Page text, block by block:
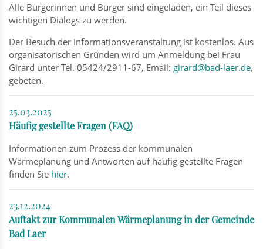
Alle Bürgerinnen und Bürger sind eingeladen, ein Teil dieses
wichtigen Dialogs zu werden.
Der Besuch der Informationsveranstaltung ist kostenlos. Aus
organisatorischen Gründen wird um Anmeldung bei Frau
Girard unter Tel. 05424/2911-67, Email: girard@bad-laer.de,
gebeten.
25.03.2025
Häufig gestellte Fragen (FAQ)
Informationen zum Prozess der kommunalen
Wärmeplanung und Antworten auf häufig gestellte Fragen
finden Sie hier.
23.12.2024
Auftakt zur Kommunalen Wärmeplanung in der Gemeinde
Bad Laer